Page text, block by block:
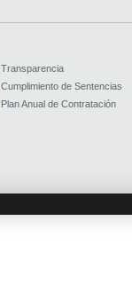
Transparencia
Cumplimiento de Sentencias
Plan Anual de Contratación